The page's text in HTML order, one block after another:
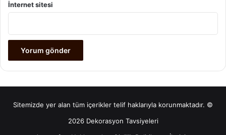
İnternet sitesi
Sitemizde yer alan tüm içerikler telif haklarıyla korunmaktadır. ©
2026 Dekorasyon Tavsiyeleri